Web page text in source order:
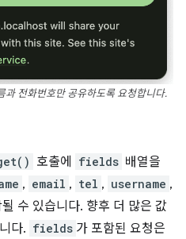
과 전화번호만 공유하도록 요청합니다.
호출에 fields 배열을
, email , tel , username ,
수 있습니다. 향후 더 많은 값
다. fields 가 포함된 요청은